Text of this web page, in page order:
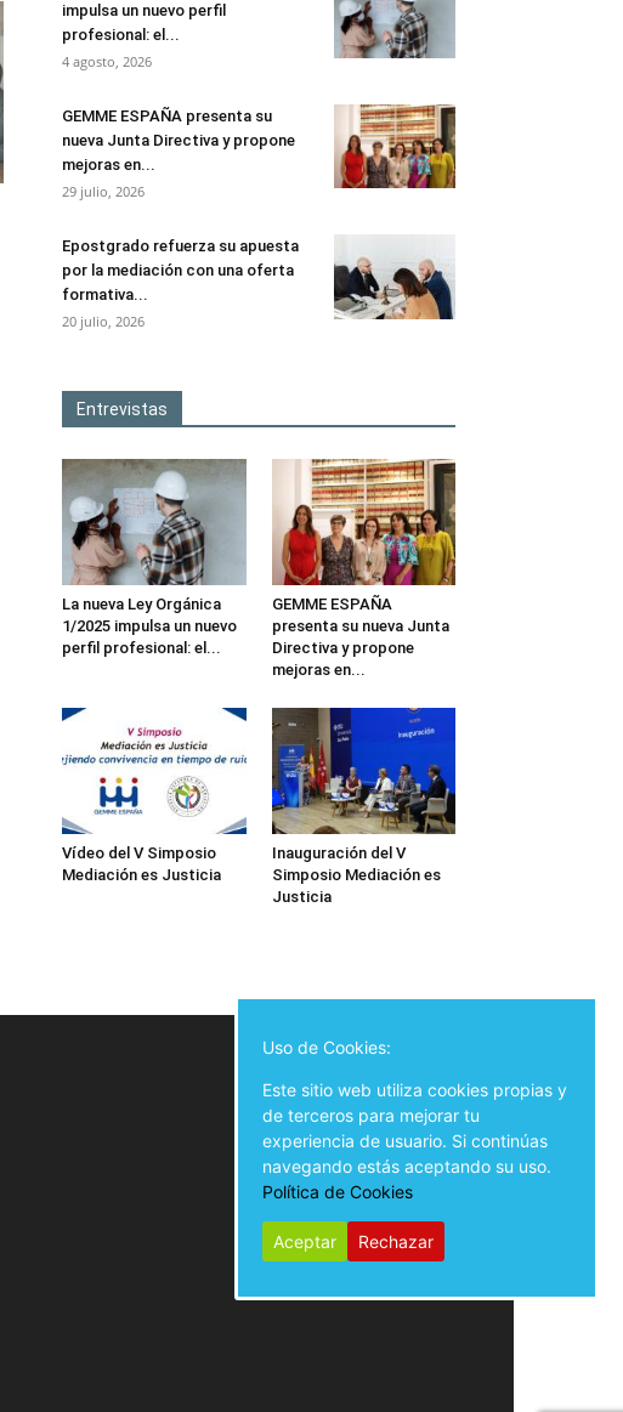
impulsa un nuevo perfil
profesional: el...
4 agosto, 2026
GEMME ESPAÑA presenta su
nueva Junta Directiva y propone
mejoras en...
29 julio, 2026
Epostgrado refuerza su apuesta
por la mediación con una oferta
formativa...
20 julio, 2026
Entrevistas
La nueva Ley Orgánica
1/2025 impulsa un nuevo
perfil profesional: el...
GEMME ESPAÑA
presenta su nueva Junta
Directiva y propone
mejoras en...
Vídeo del V Simposio
Mediación es Justicia
Inauguración del V
Simposio Mediación es
Justicia
Uso de Cookies:
Este sitio web utiliza cookies propias y
de terceros para mejorar tu
experiencia de usuario. Si continúas
navegando estás aceptando su uso.
Política de Cookies
Aceptar Rechazar